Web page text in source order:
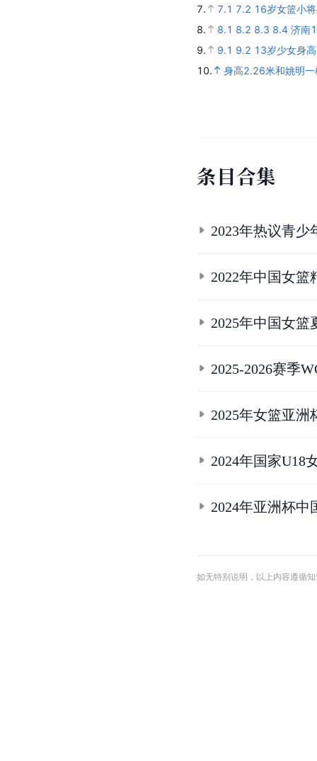
7.
7.1 7.2 16岁女篮小
8.
8.1 8.2 8.3 8.4 济南
9.
9.1 9.2 13岁少女身
10.
身高2.26米和姚明
条目合集
2023年热议青少
2022年中国女
2025年中国女篮
2025-2026赛季
2025年女篮亚
2024年国家U18
2024年亚洲杯中
如无特别说明，以上内容遵循